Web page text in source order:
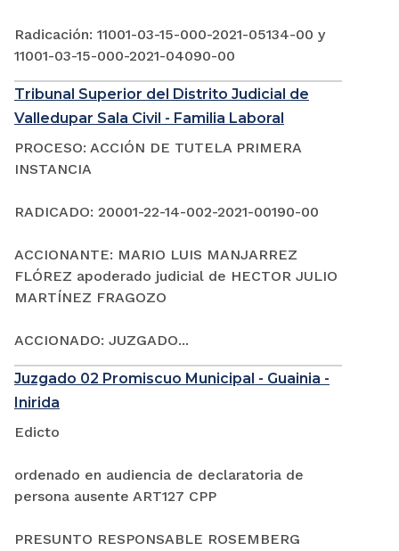
Radicación: 11001-03-15-000-2021-05134-00 y
11001-03-15-000-2021-04090-00
Tribunal Superior del Distrito Judicial de
Valledupar Sala Civil - Familia Laboral
PROCESO: ACCIÓN DE TUTELA PRIMERA
INSTANCIA
RADICADO: 20001-22-14-002-2021-00190-00
ACCIONANTE: MARIO LUIS MANJARREZ
FLÓREZ apoderado judicial de HECTOR JULIO
MARTÍNEZ FRAGOZO
ACCIONADO: JUZGADO...
Juzgado 02 Promiscuo Municipal - Guainia -
Inirida
Edicto
ordenado en audiencia de declaratoria de
persona ausente ART127 CPP
PRESUNTO RESPONSABLE ROSEMBERG